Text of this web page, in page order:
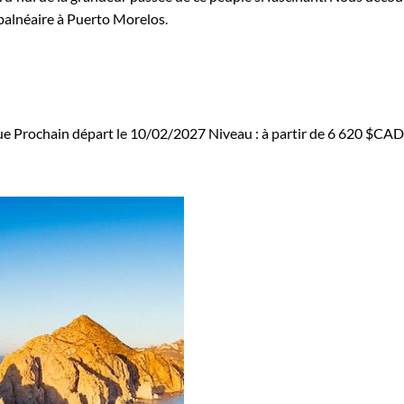
à Puerto Morelos.
Prochain départ le 10/02/2027 Niveau : à partir de6 620 $CAD